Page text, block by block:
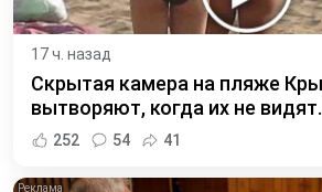
17 ч. назад
Скрытая камера на пляже
вытворяют, когда их не
252 54 41